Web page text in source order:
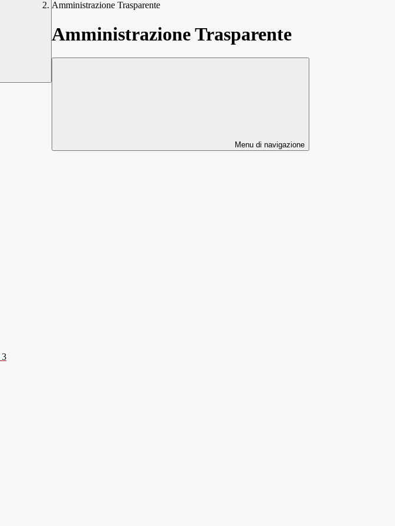
Amministrazione Trasparente
Amministrazione Trasparente
Menu di navigazione
3